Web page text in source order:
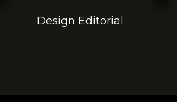
Design Editorial